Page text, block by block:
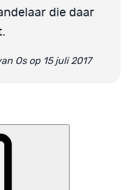
die daar
Os op 15 juli 2017